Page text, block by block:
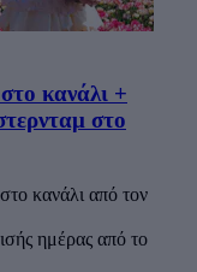
κανάλι +
στο
κανάλι από τον
ημέρας από το